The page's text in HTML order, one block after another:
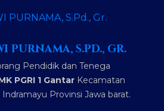
PURNAMA, S.PD., GR.
Pendidik dan Tenega
PGRI 1 Gantar Kecamatan
Provinsi Jawa barat.